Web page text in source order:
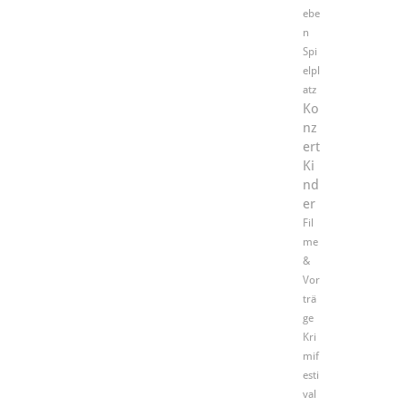
ebe
n
Spi
elpl
atz
Ko
nz
ert
Ki
nd
er
Fil
me
&
Vor
trä
ge
Kri
mif
esti
val